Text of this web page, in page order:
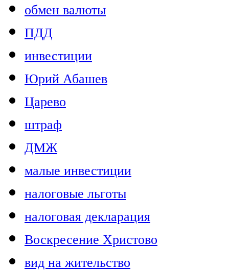
обмен валюты
ПДД
инвестиции
Юрий Абашев
Царево
штраф
ДМЖ
малые инвестиции
налоговые льготы
налоговая декларация
Воскресение Христово
вид на жительство